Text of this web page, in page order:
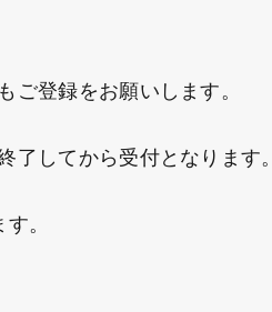
登録をお願いします。
してから受付となります。
。